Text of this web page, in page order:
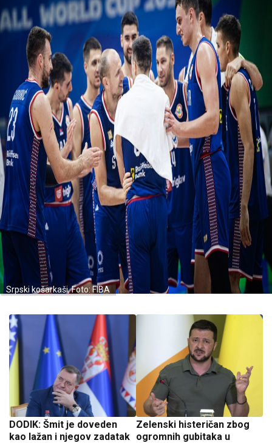
Srpski košarkaši, Foto: FIBA
DODIK: Šmit je doveden
kao lažan i njegov zadatak
Zelenski histeričan zbog
ogromnih gubitaka u